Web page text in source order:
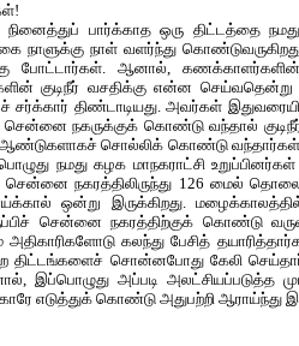
பார்க்காத ஒரு திட்டத்தை
நாளுக்கு நாள் வளர்ந்து
போட்டார்கள். ஆனால்,
குடிநீர் வசதிக்கு என்ன
சர்க்கார் திண்டாடியது. அவர்கள்
நகருக்குக் கொண்டு வந்தால்
ஆண்டுகளாகச் சொல்லிக் கொண்டு
நமது கழக மாநகராட்சி
நகரத்திலிருந்து 126 மைல்
ஒன்று இருக்கிறது.
சென்னை நகரத்திற்குக் கொண்டு
அதிகாரிகளோடு கலந்து பேசித்
திட்டங்களைச் சொன்னபோது கேலி
இப்பொழுது அப்படி அலட்சியப்படுத்த
எடுத்துக் கொண்டு அதுபற்றி ஆராய்ந்து